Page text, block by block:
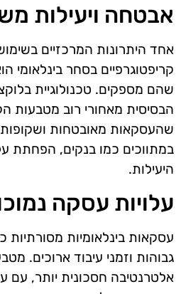
אבטחה ויעילות
אחד היתרונות המרכזיים
קריפטוגרפיים בסחר
שהם מספקים. טכנולוגיית
הבסיסית מאחורי רוב מטבעות
שהעסקאות מאובטחות
במתווכים כמו בנקים, הפחתת
היעילות.
עלויות עסקה
עסקאות בינלאומיות מסורתיות
גבוהות וזמני עיבוד ארוכים.
אלטרנטיבה חסכונית יותר, עם